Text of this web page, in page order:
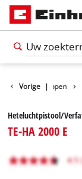
Vorige |
Gereedschappen
Heteluchtpistool/
TE-HA 2000 E